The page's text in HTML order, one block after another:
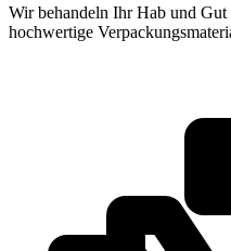
Wir behandeln Ihr Hab und
hochwertige